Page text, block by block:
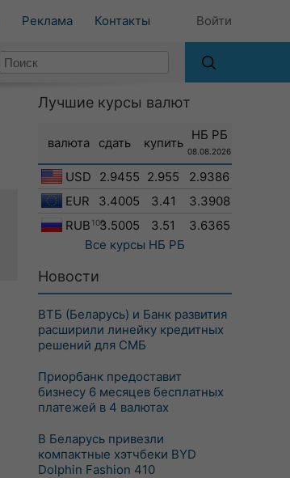
Реклама Контакты Войти
Лучшие курсы валют
валюта сдать купить
НБ РБ
08.08.2026
USD 2.9455 2.955
2.9386
EUR
3.4005 3.41
3.3908
RUB 1003.5005 3.51
3.6365
Все курсы НБ РБ
Новости
ВТБ (Беларусь) и Банк развития
расширили линейку кредитных
решений для СМБ
Приорбанк предоставит
бизнесу 6 месяцев бесплатных
платежей в 4 валютах
В Беларусь привезли
компактные хэтчбеки BYD
Dolphin Fashion 410